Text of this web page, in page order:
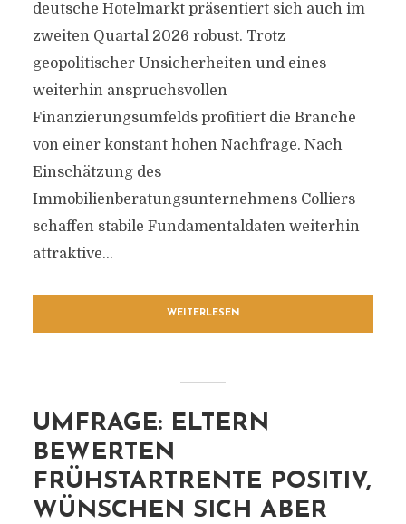
deutsche Hotelmarkt präsentiert sich auch im
zweiten Quartal 2026 robust. Trotz
geopolitischer Unsicherheiten und eines
weiterhin anspruchsvollen
Finanzierungsumfelds profitiert die Branche
von einer konstant hohen Nachfrage. Nach
Einschätzung des
Immobilienberatungsunternehmens Colliers
schaffen stabile Fundamentaldaten weiterhin
attraktive...
WEITERLESEN
UMFRAGE: ELTERN
BEWERTEN
FRÜHSTARTRENTE POSITIV,
WÜNSCHEN SICH ABER